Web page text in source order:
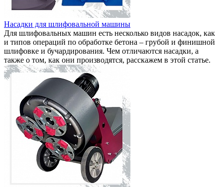
Насадки для шлифовальной машины
Для шлифовальных машин есть несколько видов насадок, как
и типов операций по обработке бетона – грубой и финишной
шлифовке и бучардирования. Чем отличаются насадки, а
также о том, как они производятся, расскажем в этой статье.